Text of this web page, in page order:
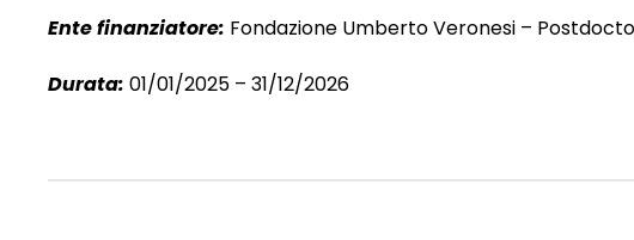
Ente finanziatore: Fondazione Umberto Veronesi –
Durata: 01/01/2025 – 31/12/2026